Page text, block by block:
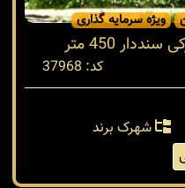
ویژه سرمایه گذاری
450 متر
کد: 37968
شهرک برند